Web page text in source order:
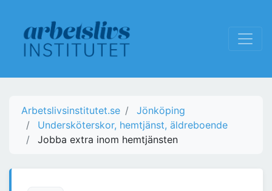
Arbetslivsinstitutet.se
Jönköping
Undersköterskor, hemtjänst, äldreboende
Jobba extra inom hemtjänsten